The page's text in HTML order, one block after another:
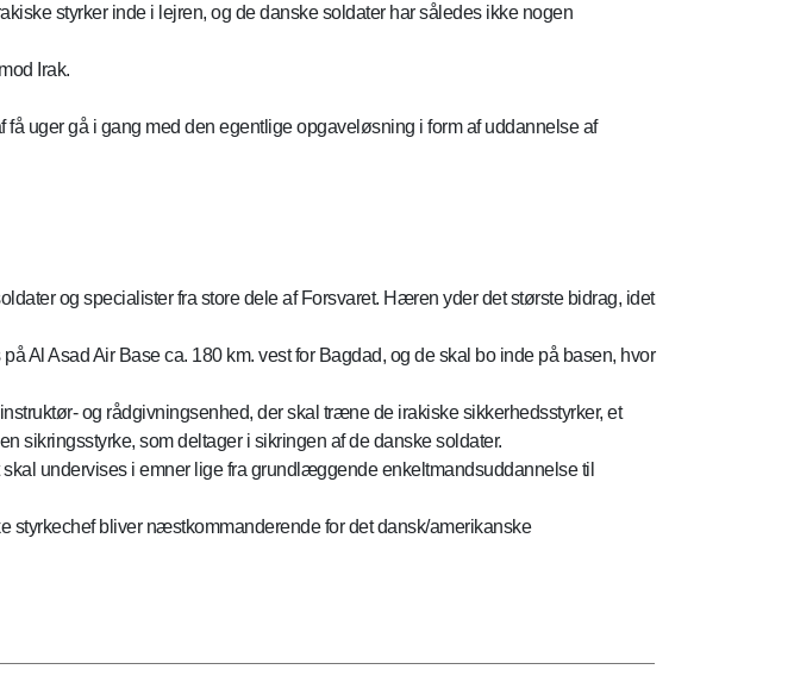
styrker inde i lejren, og de danske soldater har således ikke nogen
Irak.
uger gå i gang med den egentlige opgaveløsning i form af uddannelse af
og specialister fra store dele af Forsvaret. Hæren yder det største bidrag, idet
Al Asad Air Base ca. 180 km. vest for Bagdad, og de skal bo inde på basen, hvor
og rådgivningsenhed, der skal træne de irakiske sikkerhedsstyrker, et
sikringsstyrke, som deltager i sikringen af de danske soldater.
undervises i emner lige fra grundlæggende enkeltmandsuddannelse til
styrkechef bliver næstkommanderende for det dansk/amerikanske